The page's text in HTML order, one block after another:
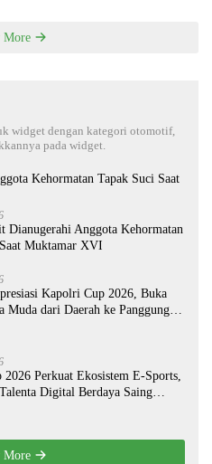
More
widget dengan kategori otomotif,
pada widget.
Dianugerahi Anggota Kehormatan
Muktamar XVI
Kapolri Cup 2026, Buka
Muda dari Daerah ke Panggung
Perkuat Ekosistem E-Sports,
Digital Berdaya Saing
More